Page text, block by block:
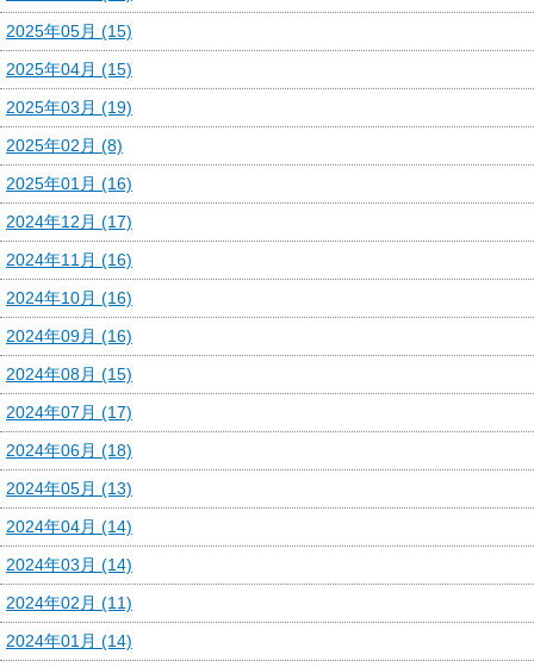
2025年05月 (15)
2025年04月 (15)
2025年03月 (19)
2025年02月 (8)
2025年01月 (16)
2024年12月 (17)
2024年11月 (16)
2024年10月 (16)
2024年09月 (16)
2024年08月 (15)
2024年07月 (17)
2024年06月 (18)
2024年05月 (13)
2024年04月 (14)
2024年03月 (14)
2024年02月 (11)
2024年01月 (14)